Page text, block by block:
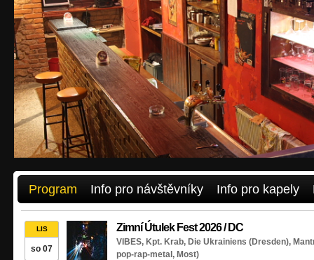
Program Info pro návštěvníky Info pro kapely
LIS
so 07
Zimní Útulek Fest 2026 / DC
VIBES, Kpt. Krab, Die Ukrainiens (Dresden),
pop-rap-metal, Most)